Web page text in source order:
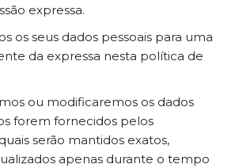
expressa.
os seus dados pessoais para uma
da expressa nesta política de
ou modificaremos os dados
forem fornecidos pelos
serão mantidos exatos,
apenas durante o tempo